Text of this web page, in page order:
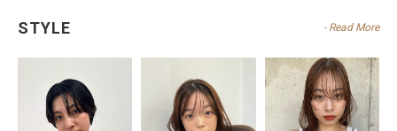
STYLE - Read More